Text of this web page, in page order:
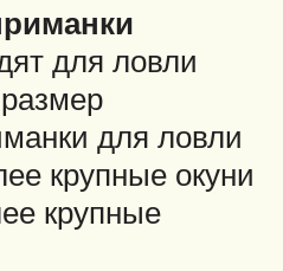
для ловли
для ловли
крупные окуни
крупные